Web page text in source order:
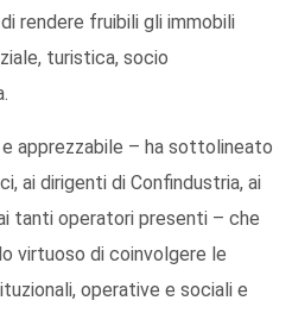
rendere fruibili gli immobili
turistica, socio
apprezzabile – ha sottolineato
ai dirigenti di Confindustria, ai
tanti operatori presenti – che
virtuoso di coinvolgere le
operative e sociali e